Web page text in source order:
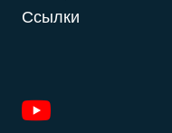
Ссылки